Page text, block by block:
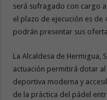
será sufragado con cargo
el plazo de ejecución es de
podrán presentar sus
La Alcaldesa de Hermigua,
actuación permitirá dotar
deportiva moderna y
de la práctica del pádel